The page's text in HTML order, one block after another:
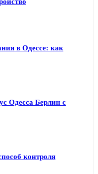
в Одессе: как
Одесса Берлин с
контроля